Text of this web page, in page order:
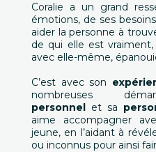
Coralie a un grand
émotions, de ses
aider la personne à
de qui elle est
avec elle-même,
C’est avec son
nombreuses
personnel et sa
aime accompagner
jeune, en l’aidant à
ou inconnus pour ainsi